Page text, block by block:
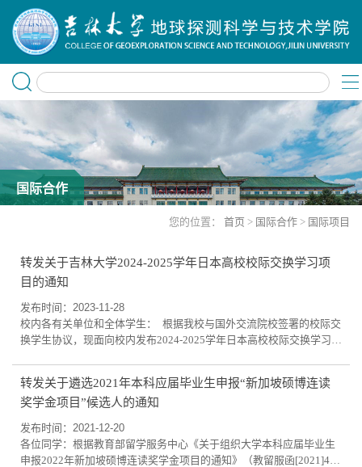
国际合作
您的位置： 首页 > 国际合作 > 国际项目
转发关于吉林大学2024-2025学年日本高校校际交换学习项
目的通知
发布时间：2023-11-28
校内各有关单位和全体学生： 根据我校与国外交流院校签署的校际交
换学生协议，现面向校内发布2024-2025学年日本高校校际交换学习项
学生在国外交换学习期间所修课程的学分，学分认定及成绩转换的办
法，本科生按照教务处发布的《吉林大学本科生校际互派交流学习课
程修读及学分认定管理办法（暂行）》...
转发关于遴选2021年本科应届毕业生申报“新加坡硕博连读
奖学金项目”候选人的通知
发布时间：2021-12-20
各位同学：根据教育部留学服务中心《关于组织大学本科应届毕业生
申报2022年新加坡硕博连读奖学金项目的通知》（教留服函[2021]49